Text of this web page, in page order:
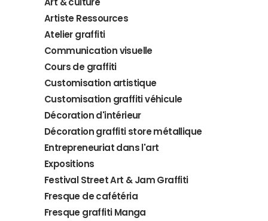
Artiste Ressources
Atelier graffiti
Communication visuelle
Cours de graffiti
Customisation artistique
Customisation graffiti véhicule
Décoration d'intérieur
Décoration graffiti store métallique
Entrepreneuriat dans l'art
Expositions
Festival Street Art & Jam Graffiti
Fresque de cafétéria
Fresque graffiti Manga